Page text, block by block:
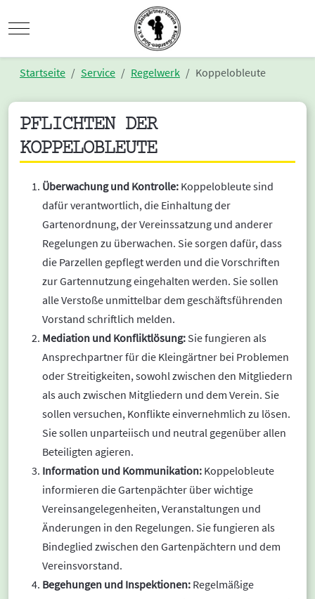
Mobile Menu Toggle
Startseite Service Regelwerk Koppelobleute
PFLICHTEN DER
KOPPELOBLEUTE
Überwachung und Kontrolle: Koppelobleute sind
dafür verantwortlich, die Einhaltung der
Gartenordnung, der Vereinssatzung und anderer
Regelungen zu überwachen. Sie sorgen dafür, dass
die Parzellen gepflegt werden und die Vorschriften
zur Gartennutzung eingehalten werden. Sie sollen
alle Verstoße unmittelbar dem geschäftsführenden
Vorstand schriftlich melden.
Mediation und Konfliktlösung: Sie fungieren als
Ansprechpartner für die Kleingärtner bei Problemen
oder Streitigkeiten, sowohl zwischen den Mitgliedern
als auch zwischen Mitgliedern und dem Verein. Sie
sollen versuchen, Konflikte einvernehmlich zu lösen.
Sie sollen unparteiisch und neutral gegenüber allen
Beteiligten agieren.
Information und Kommunikation: Koppelobleute
informieren die Gartenpächter über wichtige
Vereinsangelegenheiten, Veranstaltungen und
Änderungen in den Regelungen. Sie fungieren als
Bindeglied zwischen den Gartenpächtern und dem
Vereinsvorstand.
Begehungen und Inspektionen: Regelmäßige